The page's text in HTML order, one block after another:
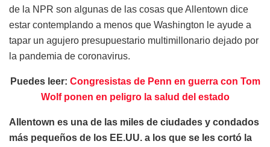
de la NPR son algunas de las cosas que Allentown dice
estar contemplando a menos que Washington le ayude a
tapar un agujero presupuestario multimillonario dejado por
la pandemia de coronavirus.
Puedes leer: Congresistas de Penn en guerra con Tom
Wolf ponen en peligro la salud del estado
Allentown es una de las miles de ciudades y condados
más pequeños de los EE.UU. a los que se les cortó la